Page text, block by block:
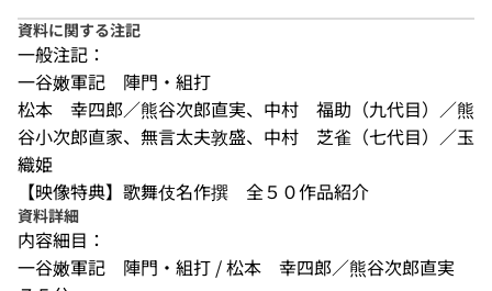
資料に関する注記
一般注記：
一谷嫩軍記　陣門・組打
松本　幸四郎／熊谷次郎直実、中村　福助（九代目）／熊
谷小次郎直家、無言太夫敦盛、中村　芝雀（七代目）／玉
織姫
【映像特典】歌舞伎名作撰　全５０作品紹介
資料詳細
内容細目：
一谷嫩軍記　陣門・組打 / 松本　幸四郎／熊谷次郎直実